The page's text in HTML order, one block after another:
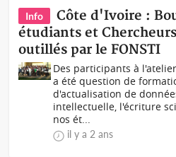
Info
Côte d'Ivoire :
étudiants et
outillés par le FONSTI
Des participants à
a été question de
d'actualisation de
intellectuelle, l'écriture
nos ét...
il y a 2 ans